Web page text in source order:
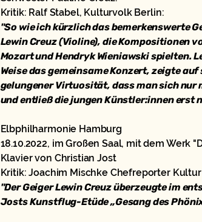
Kritik: Ralf Stabel, Kulturvolk Berlin:
"So wie ich kürzlich das bemerkenswerte
Lewin Creuz (Violine), die Kompositionen
Mozart und Hendryk Wieniawski spielten.
Weise das gemeinsame Konzert, zeigte
gelungener Virtuosität, dass man sich nur
und entließ die jungen Künstler:innen erst
Elbphilharmonie Hamburg
18.10.2022, im Großen Saal, mit dem Werk
Klavier von Christian Jost
Kritik: Joachim Mischke Chefreporter
"Der Geiger Lewin Creuz überzeugte im
Josts Kunstflug-Etüde „Gesang des